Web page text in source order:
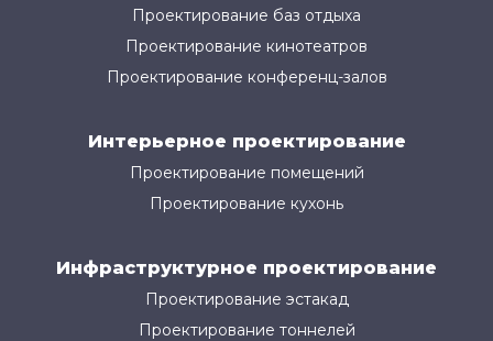
Проектирование баз отдыха
Проектирование кинотеатров
Проектирование конференц-залов
Интерьерное проектирование
Проектирование помещений
Проектирование кухонь
Инфраструктурное проектирование
Проектирование эстакад
Проектирование тоннелей